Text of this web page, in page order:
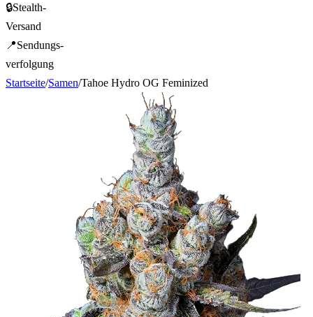
🔒Stealth-
Versand
📍Sendungs-
verfolgung
Startseite/Samen/Tahoe Hydro OG Feminized